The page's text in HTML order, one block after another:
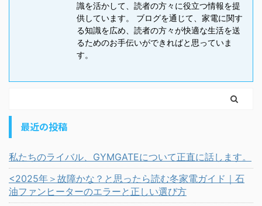
識を活かして、読者の方々に役立つ情報を提
供しています。 ブログを通じて、家電に関す
る知識を広め、読者の方々が快適な生活を送
るためのお手伝いができればと思っていま
す。
最近の投稿
私たちのライバル、GYMGATEについて正直に話します。
<2025年＞故障かな？と思ったら読む冬家電ガイド｜石
油ファンヒーターのエラーと正しい選び方